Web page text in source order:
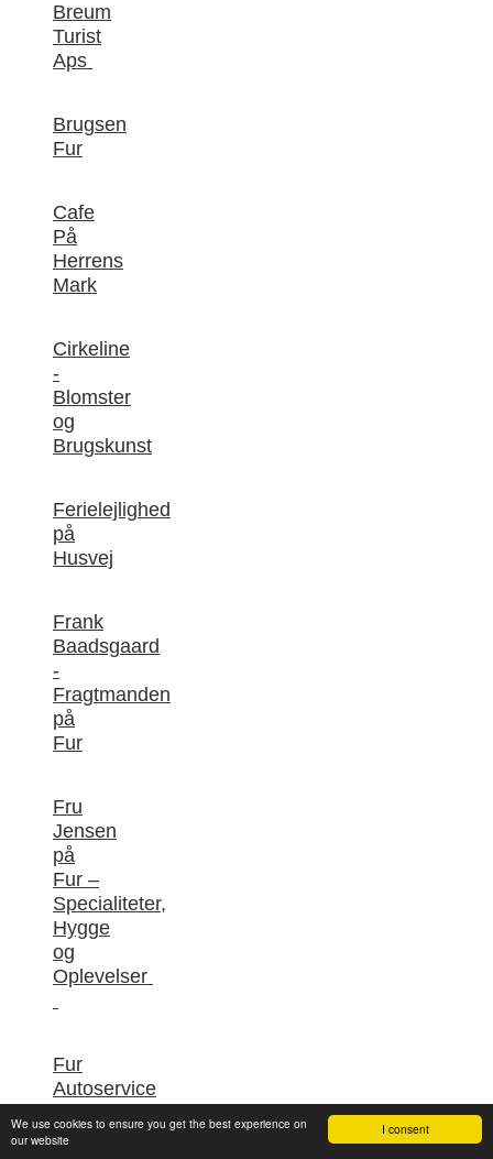
I consent
We use cookies to ensure you get the best experience on
our website
Breum
Turist
Aps
Brugsen
Fur
Cafe
På
Herrens
Mark
Cirkeline
-
Blomster
og
Brugskunst
Ferielejlighed
på
Husvej
Frank
Baadsgaard
-
Fragtmanden
på
Fur
Fru
Jensen
på
Fur –
Specialiteter,
Hygge
og
Oplevelser
Fur
Autoservice